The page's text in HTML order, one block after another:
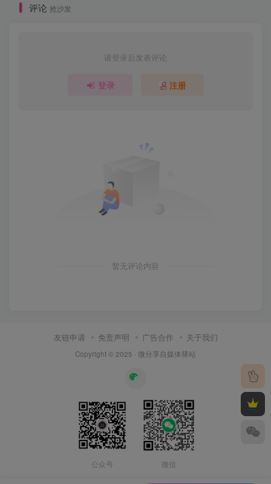
评论 抢沙发
请登录后发表评论
登录 注册
暂无评论内容
友链申请 免责声明 广告合作 关于我们
Copyright © 2025 · 微分享自媒体驿站
公众号 微信